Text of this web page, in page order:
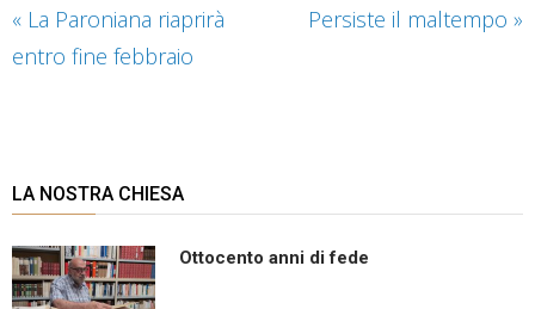
« La Paroniana riaprirà
entro fine febbraio
Persiste il maltempo »
LA NOSTRA CHIESA
Ottocento anni di fede